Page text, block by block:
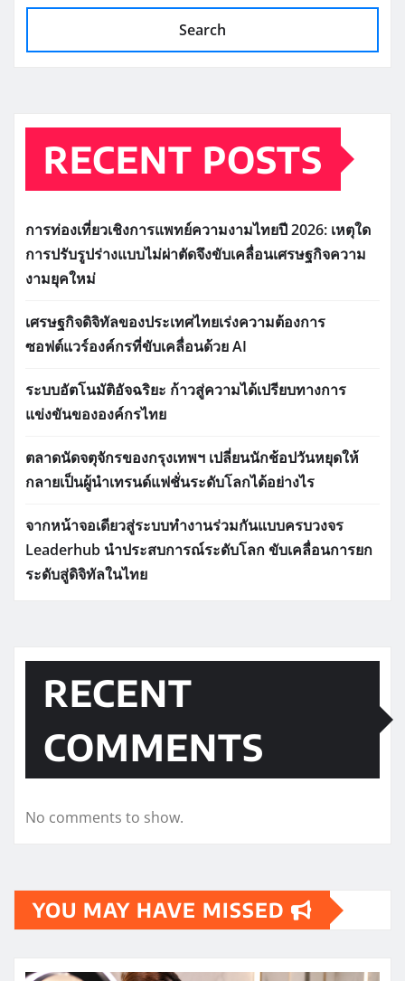
Search
RECENT POSTS
การท่องเที่ยวเชิงการแพทย์ความงามไทยปี 2026: เหตุใด
การปรับรูปร่างแบบไม่ผ่าตัดจึงขับเคลื่อนเศรษฐกิจความ
งามยุคใหม่
เศรษฐกิจดิจิทัลของประเทศไทยเร่งความต้องการ
ซอฟต์แวร์องค์กรที่ขับเคลื่อนด้วย AI
ระบบอัตโนมัติอัจฉริยะ ก้าวสู่ความได้เปรียบทางการ
แข่งขันขององค์กรไทย
ตลาดนัดจตุจักรของกรุงเทพฯ เปลี่ยนนักช้อปวันหยุดให้
กลายเป็นผู้นำเทรนด์แฟชั่นระดับโลกได้อย่างไร
จากหน้าจอเดียวสู่ระบบทำงานร่วมกันแบบครบวงจร
Leaderhub นำประสบการณ์ระดับโลก ขับเคลื่อนการยก
ระดับสู่ดิจิทัลในไทย
RECENT
COMMENTS
No comments to show.
YOU MAY HAVE MISSED